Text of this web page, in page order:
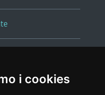
i cookies